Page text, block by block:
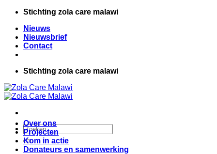
inhoud
Stichting zola care malawi
Nieuws
Nieuwsbrief
Contact
Stichting zola care malawi
Zoeken
naar:
Over ons
Projecten
Kom in actie
Donateurs en samenwerking